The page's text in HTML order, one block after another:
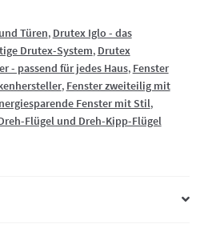
Türen, Drutex Iglo - das
Drutex-System, Drutex
- passend für jedes Haus, Fenster
, Fenster zweiteilig mit
Fenster mit Stil,
Flügel und Dreh-Kipp-Flügel